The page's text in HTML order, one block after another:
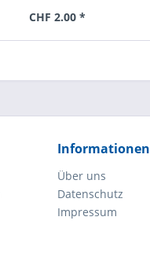
CHF 2.00 *
Informationen
Über uns
Datenschutz
Impressum